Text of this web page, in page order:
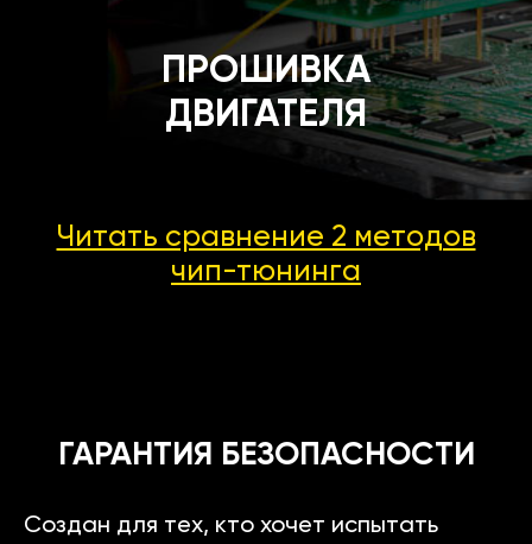
ПРОШИВКА
ДВИГАТЕЛЯ
Читать сравнение 2 методов
чип-тюнинга
ГАРАНТИЯ БЕЗОПАСНОСТИ
Создан для тех, кто хочет испытать